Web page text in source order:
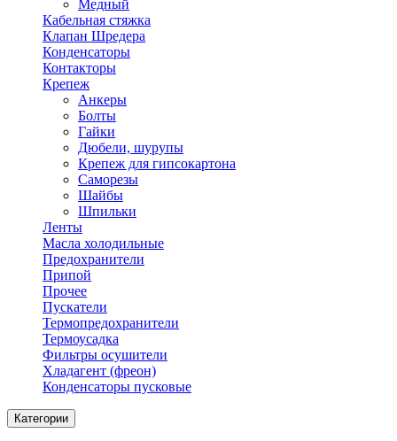
Медный
Кабельная стяжка
Клапан Шредера
Конденсаторы
Контакторы
Крепеж
Анкеры
Болты
Гайки
Дюбели, шурупы
Крепеж для гипсокартона
Саморезы
Шайбы
Шпильки
Ленты
Масла холодильные
Предохранители
Припой
Прочее
Пускатели
Термопредохранители
Термоусадка
Фильтры осушители
Хладагент (фреон)
Конденсаторы пусковые
Категории